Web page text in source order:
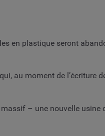
en plastique seront
au moment de l’écriture
– une nouvelle usine